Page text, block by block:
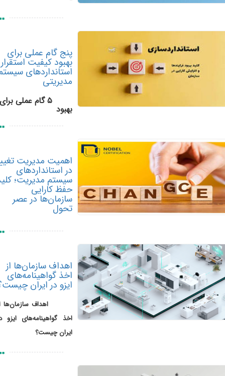
پنج گام عملی برای
بهبود کیفیت استقرار
استانداردهای سیستم
مدیریتی
۵ گام عملی برای
بهبود
اهمیت مدیریت تغییر
در استانداردهای
سیستم مدیریت؛ کلید
حفظ کارایی
سازمان‌ها در عصر
تحول
اهداف سازمان‌ها از
اخذ گواهینامه‌های
ایزو در ایران چیست؟‌
اهداف سازمان‌ها از
اخذ گواهینامه‌های ایزو در
ایران چیست؟‌